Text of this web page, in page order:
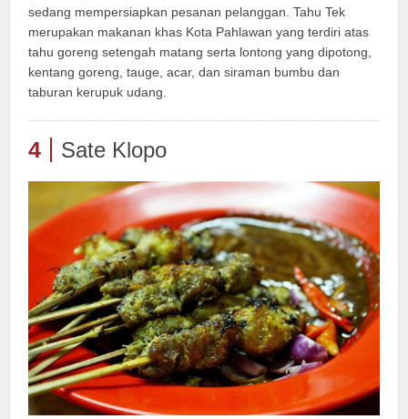
sedang mempersiapkan pesanan pelanggan. Tahu Tek
merupakan makanan khas Kota Pahlawan yang terdiri atas
tahu goreng setengah matang serta lontong yang dipotong,
kentang goreng, tauge, acar, dan siraman bumbu dan
taburan kerupuk udang.
4 Sate Klopo